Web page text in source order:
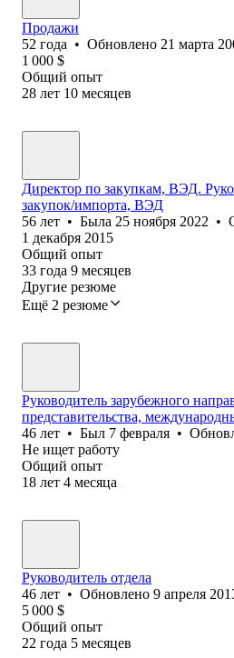
Продажи
52 года • Обновлено 21 марта
1 000 $
Общий опыт
28 лет 10 месяцев
Директор по закупкам, ВЭД.
закупок/импорта, ВЭД
56 лет • Была 25 ноября 2022 •
1 декабря 2015
Общий опыт
33 года 9 месяцев
Другие резюме
Ещё 2 резюме
Руководитель зарубежного
представительства,
46 лет • Был 7 февраля •
Не ищет работу
Общий опыт
18 лет 4 месяца
Руководитель отдела
46 лет • Обновлено 9 апреля
5 000 $
Общий опыт
22 года 5 месяцев